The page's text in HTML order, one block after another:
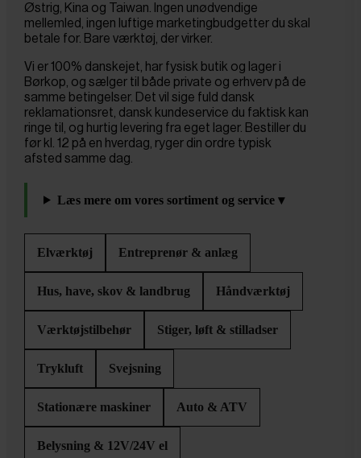
Østrig, Kina og Taiwan. Ingen unødvendige
mellemled, ingen luftige marketingbudgetter du skal
betale for. Bare værktøj, der virker.
Vi er 100% danskejet, har fysisk butik og lager i
Børkop, og sælger til både private og erhverv på de
samme betingelser. Det vil sige fuld dansk
reklamationsret, dansk kundeservice du faktisk kan
ringe til, og hurtig levering fra eget lager. Bestiller du
før kl. 12 på en hverdag, ryger din ordre typisk
afsted samme dag.
Læs mere om vores sortiment og service ▾
Elværktøj Entreprenør & anlæg
Hus, have, skov & landbrug Håndværktøj
Værktøjstilbehør Stiger, løft & stilladser
Trykluft Svejsning
Stationære maskiner Auto & ATV
Belysning & 12V/24V el